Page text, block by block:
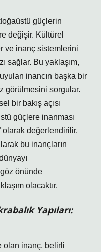
güçlerin
değişir. Kültürel
ve inanç sistemlerini
sağlar. Bu yaklaşım,
inancın başka bir
görülmesini sorgular.
bir bakış açısı
güçlere inanması
olarak değerlendirilir.
bu inançların
önünde
olacaktır.
Yapıları:
olan inanç, belirli